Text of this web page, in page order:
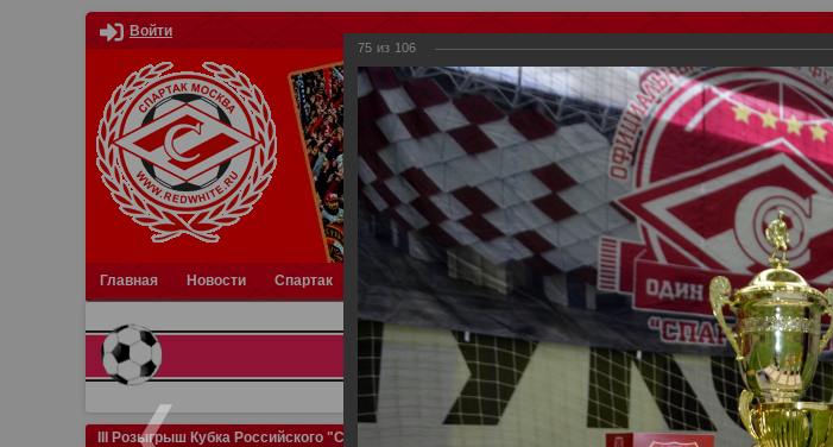
Войти
Главная Новости Спартак Фотки Отчеты Видео Фанату Стадионы
III Розыгрыш Кубка Российского "Спартака"
75 из 106